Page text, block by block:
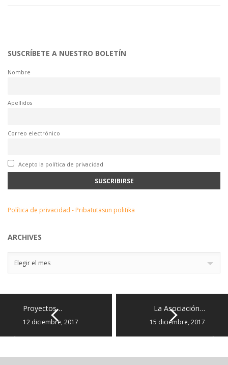
SUSCRÍBETE A NUESTRO BOLETÍN
Nombre
Apellidos
Correo electrónico
Acepto la política de privacidad
Política de privacidad - Pribatutasun politika
ARCHIVES
Elegir el mes
Proyectos…
12 diciembre, 2017
La Asociación…
15 diciembre, 2017